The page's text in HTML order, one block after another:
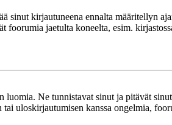
sinut kirjautuneena ennalta määritellyn
foorumia jaetulta koneelta, esim.
luomia. Ne tunnistavat sinut ja pitävät
uloskirjautumisen kanssa ongelmia,